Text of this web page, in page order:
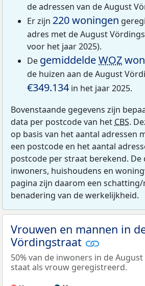
de adressen van de August
Er zijn 220 woningen
adres met de August
voor het jaar 2025).
De gemiddeldeWOZ
de huizen aan de August
€349.134 in het jaar 2025.
Bovenstaande gegevens zijn
data per postcode van het CBS.
op basis van het aantal adressen
een postcode en het aantal
postcode per straat berekend. De
inwoners, huishoudens en
pagina zijn daarom een
benadering van de werkelijkheid.
Vrouwen en mannen in
Vördingstraat
50% van de inwoners in de
staat als vrouw geregistreerd.